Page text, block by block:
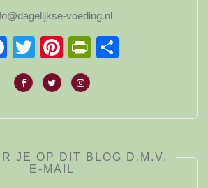
voeding.nl
Facebook
TwitterPinterest
JE OP DIT BLOG D.M.V.
E-MAIL